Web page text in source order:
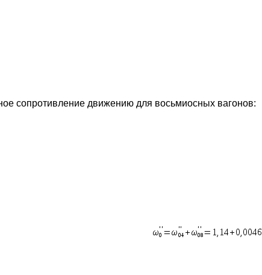
сопротивление движению для восьмиосных вагонов: